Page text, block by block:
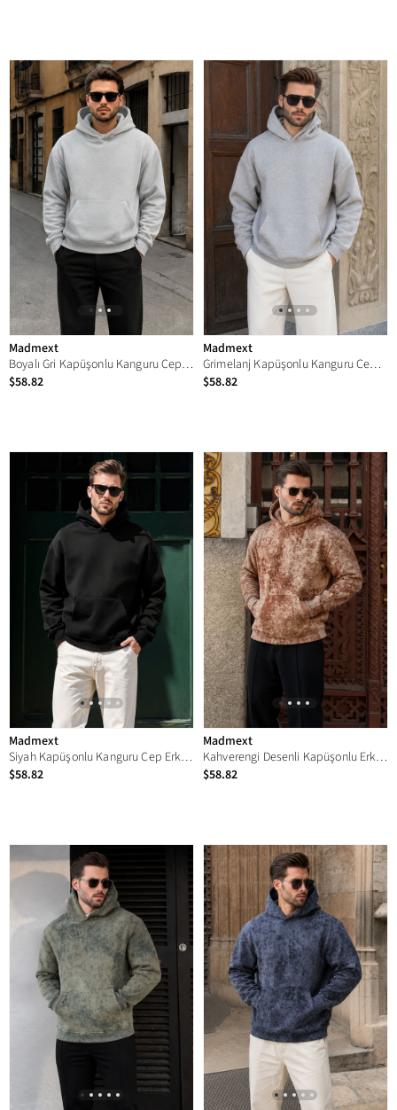
Madmext
Boyalı Gri Kapüşonlu Kanguru Cep Erkek Sweatshirt E7169
$58.82
Madmext
Grimelanj Kapüşonlu Kanguru Cep Erkek Sweatshirt E7169
$58.82
Madmext
Siyah Kapüşonlu Kanguru Cep Erkek Sweatshirt E7169
$58.82
Madmext
Kahverengi Desenli Kapüşonlu Erkek Sweatshirt E7167
$58.82